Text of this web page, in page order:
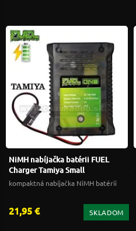
NiMH nabíjačka batérii FUEL
Charger Tamiya Small
kompaktná nabíjačka NiMH batérii
21,95 € SKLADOM